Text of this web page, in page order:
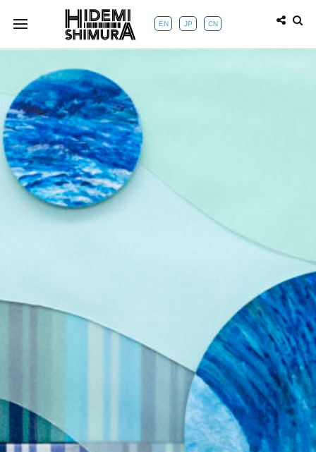
EN JP CN